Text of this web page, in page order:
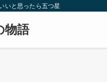
いと思ったら五つ星
物語